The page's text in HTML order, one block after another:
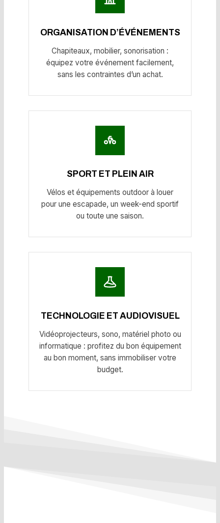
ORGANISATION D’ÉVÉNEMENTS
Chapiteaux, mobilier, sonorisation :
équipez votre événement facilement,
sans les contraintes d’un achat.
SPORT ET PLEIN AIR
Vélos et équipements outdoor à louer
pour une escapade, un week-end sportif
ou toute une saison.
TECHNOLOGIE ET AUDIOVISUEL
Vidéoprojecteurs, sono, matériel photo ou
informatique : profitez du bon équipement
au bon moment, sans immobiliser votre
budget.